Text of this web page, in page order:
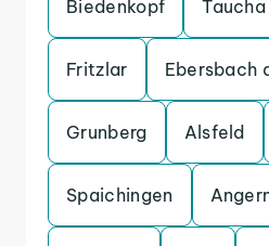
Biedenkopf Taucha
Fritzlar Ebersbach
Grunberg Alsfeld
Spaichingen